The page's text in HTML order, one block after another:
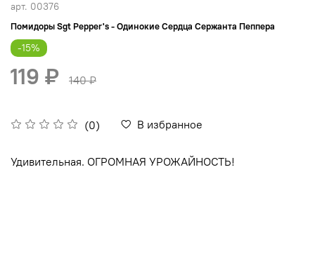
арт. 00376
Помидоры Sgt Pepper's - Одинокие Сердца Сержанта Пеппера
(0) В избранное
-15%
119 ₽ 140 ₽
Удивительная. ОГРОМНАЯ УРОЖАЙНОСТЬ!